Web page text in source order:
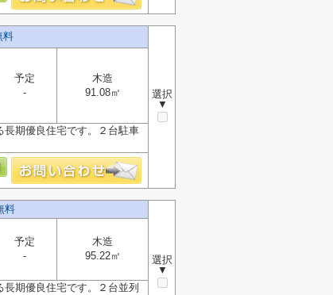
料
選択
▼
予定
-
木造
91.08㎡
長期優良住宅です。２台駐車
料
選択
▼
予定
-
木造
95.22㎡
期優良住宅です。２台並列